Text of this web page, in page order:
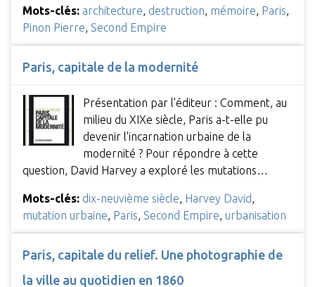
Mots-clés: architecture, destruction, mémoire, Paris,
Pinon Pierre, Second Empire
Paris, capitale de la modernité
Présentation par l'éditeur : Comment, au
milieu du XIXe siècle, Paris a-t-elle pu
devenir l'incarnation urbaine de la
modernité ? Pour répondre à cette
question, David Harvey a exploré les mutations…
Mots-clés: dix-neuvième siècle, Harvey David,
mutation urbaine, Paris, Second Empire, urbanisation
Paris, capitale du relief. Une photographie de
la ville au quotidien en 1860